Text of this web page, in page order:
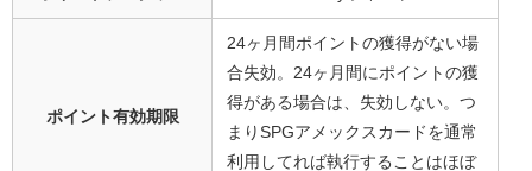
ポイント有効期限
24ヶ月間ポイントの獲得がない場
合失効。24ヶ月間にポイントの獲
得がある場合は、失効しない。つ
まりSPGアメックスカードを通常
利用してれば執行することはほぼ